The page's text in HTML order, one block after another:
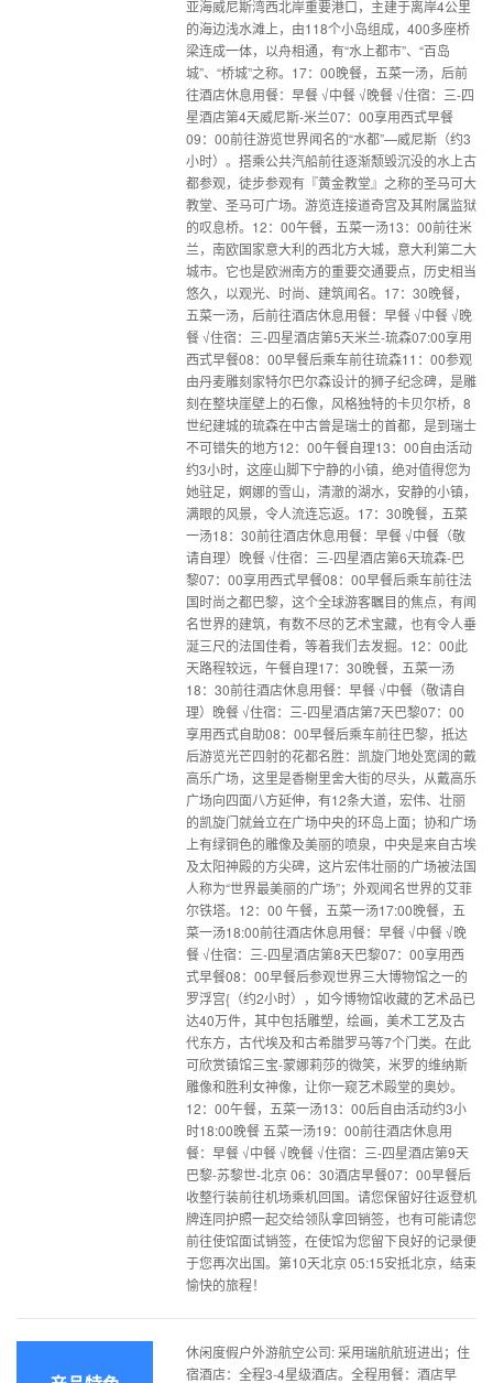
亚海威尼斯湾西北岸重要港口，主建于离岸4公里
的海边浅水滩上，由118个小岛组成，400多座桥
梁连成一体，以舟相通，有“水上都市”、“百岛
城”、“桥城”之称。17：00晚餐，五菜一汤，后前
往酒店休息用餐：早餐 √中餐 √晚餐 √住宿：三-四
星酒店第4天威尼斯-米兰07：00享用西式早餐
09：00前往游览世界闻名的“水都”—威尼斯（约3
小时）。搭乘公共汽船前往逐渐颓毁沉没的水上古
都参观，徒步参观有『黄金教堂』之称的圣马可大
教堂、圣马可广场。游览连接道奇宫及其附属监狱
的叹息桥。12：00午餐，五菜一汤13：00前往米
兰，南欧国家意大利的西北方大城，意大利第二大
城市。它也是欧洲南方的重要交通要点，历史相当
悠久，以观光、时尚、建筑闻名。17：30晚餐，
五菜一汤，后前往酒店休息用餐：早餐 √中餐 √晚
餐 √住宿：三-四星酒店第5天米兰-琉森07:00享用
西式早餐08：00早餐后乘车前往琉森11：00参观
由丹麦雕刻家特尔巴尔森设计的狮子纪念碑，是雕
刻在整块崖壁上的石像，风格独特的卡贝尔桥，8
世纪建城的琉森在中古曾是瑞士的首都，是到瑞士
不可错失的地方12：00午餐自理13：00自由活动
约3小时，这座山脚下宁静的小镇，绝对值得您为
她驻足，婀娜的雪山，清澈的湖水，安静的小镇，
满眼的风景，令人流连忘返。17：30晚餐，五菜
一汤18：30前往酒店休息用餐：早餐 √中餐（敬
请自理）晚餐 √住宿：三-四星酒店第6天琉森-巴
黎07：00享用西式早餐08：00早餐后乘车前往法
国时尚之都巴黎，这个全球游客瞩目的焦点，有闻
名世界的建筑，有数不尽的艺术宝藏，也有令人垂
涎三尺的法国佳肴，等着我们去发掘。12：00此
天路程较远，午餐自理17：30晚餐，五菜一汤
18：30前往酒店休息用餐：早餐 √中餐（敬请自
理）晚餐 √住宿：三-四星酒店第7天巴黎07：00
享用西式自助08：00早餐后乘车前往巴黎，抵达
后游览光芒四射的花都名胜：凯旋门地处宽阔的戴
高乐广场，这里是香榭里舍大街的尽头，从戴高乐
广场向四面八方延伸，有12条大道，宏伟、壮丽
的凯旋门就耸立在广场中央的环岛上面；协和广场
上有绿铜色的雕像及美丽的喷泉，中央是来自古埃
及太阳神殿的方尖碑，这片宏伟壮丽的广场被法国
人称为“世界最美丽的广场”；外观闻名世界的艾菲
尔铁塔。12：00 午餐，五菜一汤17:00晚餐，五
菜一汤18:00前往酒店休息用餐：早餐 √中餐 √晚
餐 √住宿：三-四星酒店第8天巴黎07：00享用西
式早餐08：00早餐后参观世界三大博物馆之一的
罗浮宫{（约2小时），如今博物馆收藏的艺术品已
达40万件，其中包括雕塑，绘画，美术工艺及古
代东方，古代埃及和古希腊罗马等7个门类。在此
可欣赏镇馆三宝-蒙娜莉莎的微笑，米罗的维纳斯
雕像和胜利女神像，让你一窥艺术殿堂的奥妙。
12：00午餐，五菜一汤13：00后自由活动约3小
时18:00晚餐 五菜一汤19：00前往酒店休息用
餐：早餐 √中餐 √晚餐 √住宿：三-四星酒店第9天
巴黎-苏黎世-北京 06：30酒店早餐07：00早餐后
收整行装前往机场乘机回国。请您保留好往返登机
牌连同护照一起交给领队拿回销签，也有可能请您
前往使馆面试销签，在使馆为您留下良好的记录便
于您再次出国。第10天北京 05:15安抵北京，结束
愉快的旅程！
休闲度假户外游航空公司: 采用瑞航航班进出；住
宿酒店：全程3-4星级酒店。全程用餐：酒店早